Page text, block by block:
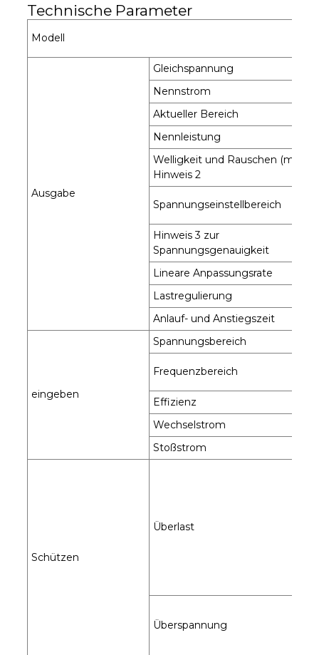
Technische Parameter
Modell
Ausgabe
Gleichspannung
Nennstrom
Aktueller Bereich
Nennleistung
Welligkeit und Rauschen (max.)
Hinweis 2
Spannungseinstellbereich
Hinweis 3 zur
Spannungsgenauigkeit
Lineare Anpassungsrate
Lastregulierung
Anlauf- und Anstiegszeit
eingeben
Spannungsbereich
Frequenzbereich
Effizienz
Wechselstrom
Stoßstrom
Schützen
Überlast
Überspannung